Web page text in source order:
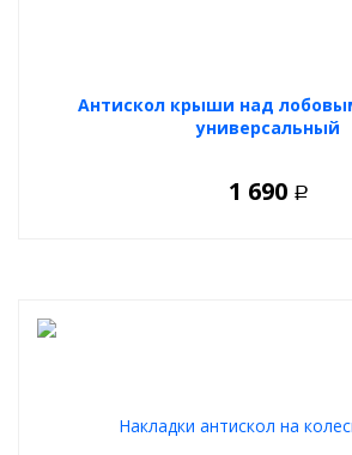
Антискол крыши над
универсальный
1 690 Р